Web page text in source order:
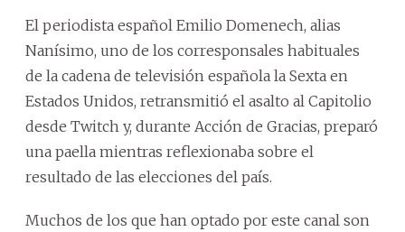
El periodista español Emilio Domenech, alias
Nanísimo, uno de los corresponsales habituales
de la cadena de televisión española la Sexta en
Estados Unidos, retransmitió el asalto al Capitolio
desde Twitch y, durante Acción de Gracias, preparó
una paella mientras reflexionaba sobre el
resultado de las elecciones del país.
Muchos de los que han optado por este canal son